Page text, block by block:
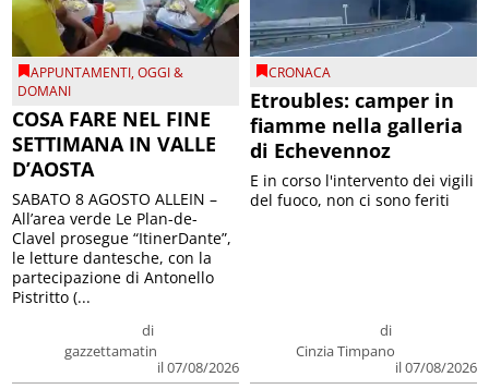
APPUNTAMENTI,OGGI &
DOMANI
COSA FARE NEL FINE
SETTIMANA IN VALLE
D’AOSTA
di
gazzettamatin
il 07/08/2026
SABATO 8 AGOSTO ALLEIN –
All’area verde Le Plan-de-
Clavel prosegue “ItinerDante”,
le letture dantesche, con la
partecipazione di Antonello
Pistritto (...
CRONACA
Etroubles: camper in
fiamme nella galleria
di Echevennoz
di
Cinzia Timpano
il 07/08/2026
E in corso l'intervento dei vigili
del fuoco, non ci sono feriti